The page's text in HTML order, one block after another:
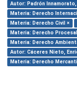
Autor: Padrón
Materia: Derecho
Materia: Derecho Civil ×
Materia: Derecho
Materia: Derecho
Autor: Cáceres Nieto,
Materia: Derecho